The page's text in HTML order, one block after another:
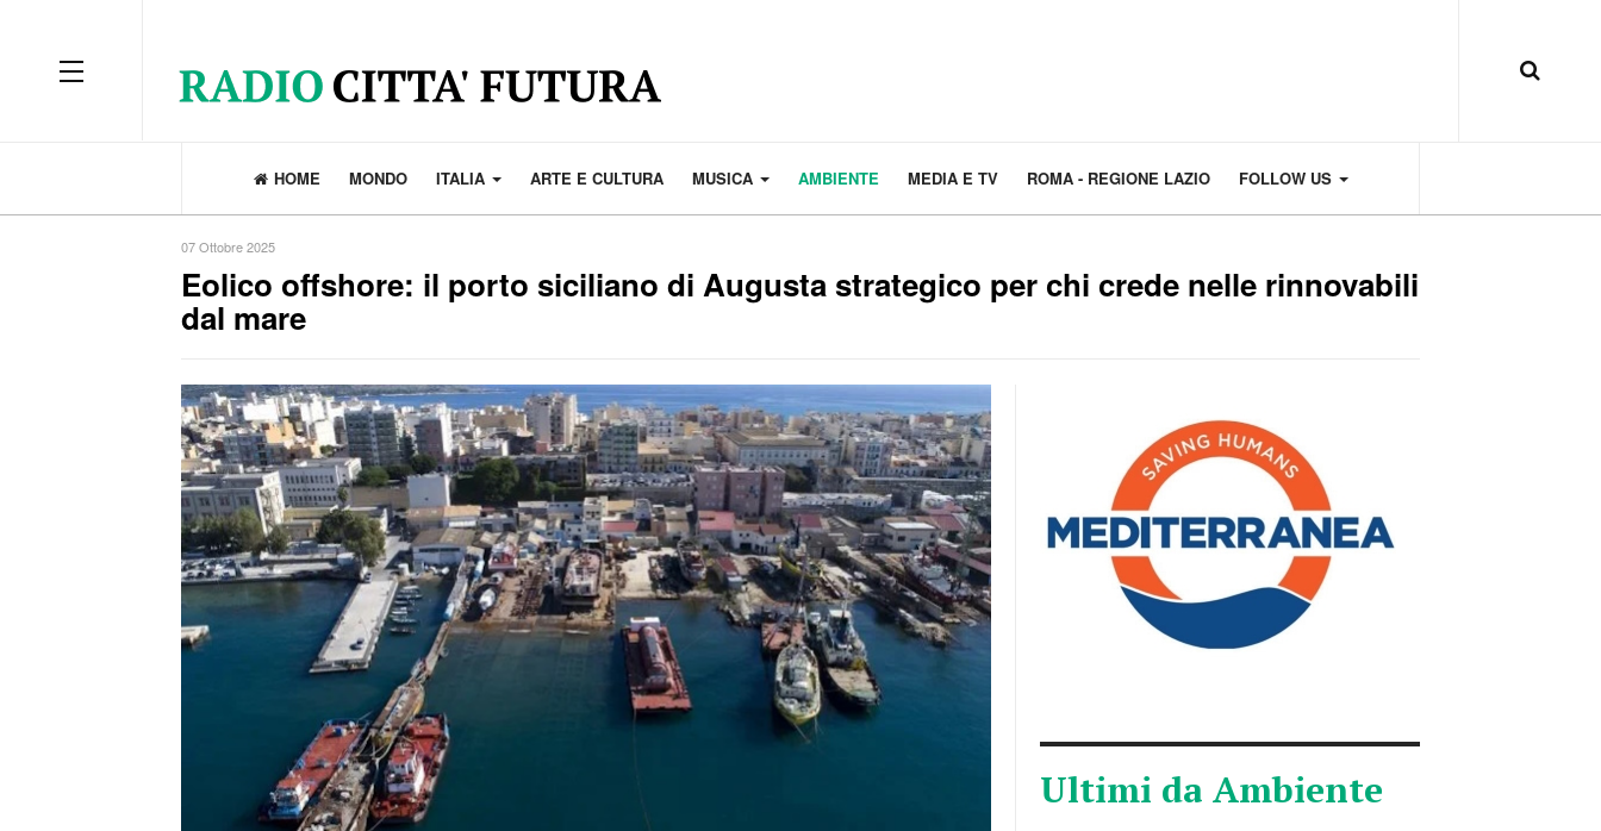
OFF CANVAS
HOME MONDO ITALIA ARTE E CULTURA MUSICA AMBIENTE MEDIA E TV ROMA - REGIONE LAZIO FOLLOW US
07 Ottobre 2025
Eolico offshore: il porto siciliano di Augusta strategico per chi crede nelle rinnovabili
dal mare
Ultimi da Ambiente